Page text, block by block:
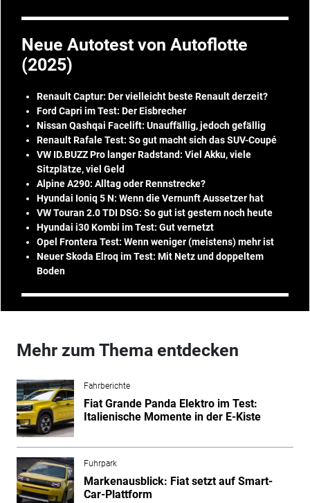
Neue Autotest von Autoflotte
(2025)
Renault Captur: Der vielleicht beste Renault derzeit?
Ford Capri im Test: Der Eisbrecher
Nissan Qashqai Facelift: Unauffällig, jedoch gefällig
Renault Rafale Test: So gut macht sich das SUV-Coupé
VW ID.BUZZ Pro langer Radstand: Viel Akku, viele
Sitzplätze, viel Geld
Alpine A290: Alltag oder Rennstrecke?
Hyundai Ioniq 5 N: Wenn die Vernunft Aussetzer hat
VW Touran 2.0 TDI DSG: So gut ist gestern noch heute
Hyundai i30 Kombi im Test: Gut vernetzt
Opel Frontera Test: Wenn weniger (meistens) mehr ist
Neuer Skoda Elroq im Test: Mit Netz und doppeltem
Boden
Mehr zum Thema entdecken
Fahrberichte
Fiat Grande Panda Elektro im Test:
Italienische Momente in der E-Kiste
Fuhrpark
Markenausblick: Fiat setzt auf Smart-
Car-Plattform